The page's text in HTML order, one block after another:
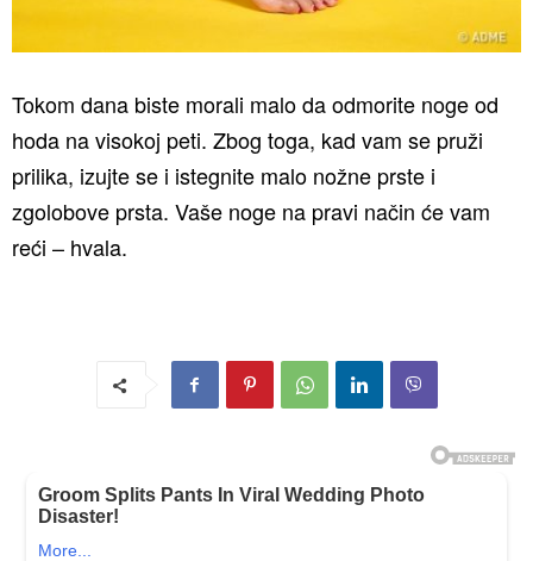
Tokom dana biste morali malo da odmorite noge od
hoda na visokoj peti. Zbog toga, kad vam se pruži
prilika, izujte se i istegnite malo nožne prste i
zgolobove prsta. Vaše noge na pravi način će vam
reći – hvala.